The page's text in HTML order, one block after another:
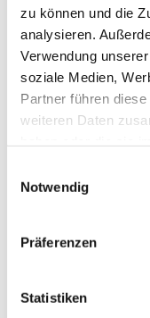
zu können und die
analysieren.
Verwendung
soziale Medien,
Partner führen
weiteren Daten
Notwendig
Präferenzen
Statistiken